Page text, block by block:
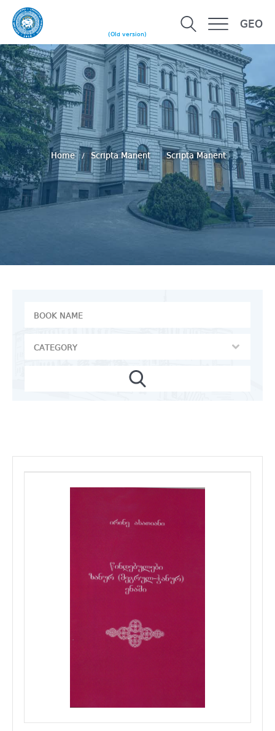
(Old version)
GEO
Home Scripta Manent Scripta Manent